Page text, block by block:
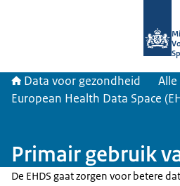
Data voor gezondheid
European Health Data Space
Primair gebruik
De EHDS gaat zorgen voor betere